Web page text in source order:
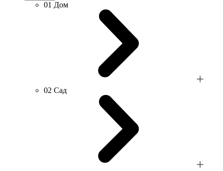
01 Дом
02 Сад